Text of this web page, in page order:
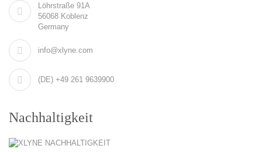
Löhrstraße 91A
56068 Koblenz
Germany
info@xlyne.com
(DE) +49 261 9639900
Nachhaltigkeit